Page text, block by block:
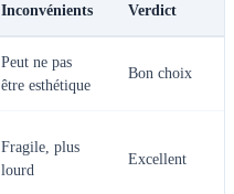
Inconvénients Verdict
Peut ne pas
être esthétique
Bon choix
Fragile, plus
lourd
Excellent